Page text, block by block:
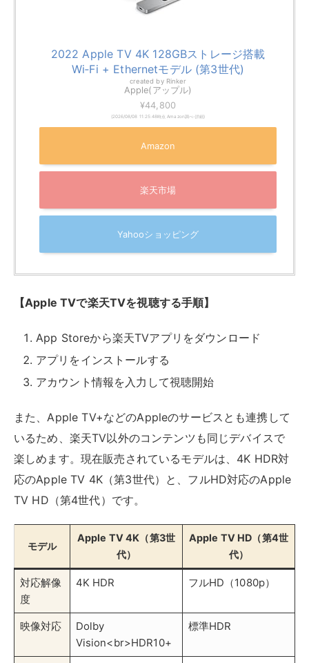
【Apple TVで楽天TVを視聴する手順】
また、Apple TV+などのAppleのサービスとも連携して
いるため、楽天TV以外のコンテンツも同じデバイスで
楽しめます。現在販売されているモデルは、4K HDR対
応のApple TV 4K（第3世代）と、フルHD対応のApple
TV HD（第4世代）です。
モデル
Apple TV 4K（第3世
Apple TV HD（第4世
対応解像
4K HDR フルHD（1080p）
映像対応
Dolby
Vision<br>HDR10+
標準HDR
音声対応 Dolby Atmos 標準サラウンド
性能
最新世代の高性能チ
Apple TVのリモコンは、タッチパッド式で直感的な操
作が可能です。Siriによる音声検索にも対応しているた
め、見たい作品をすばやく見つけられます。
Fire TVを使って見る